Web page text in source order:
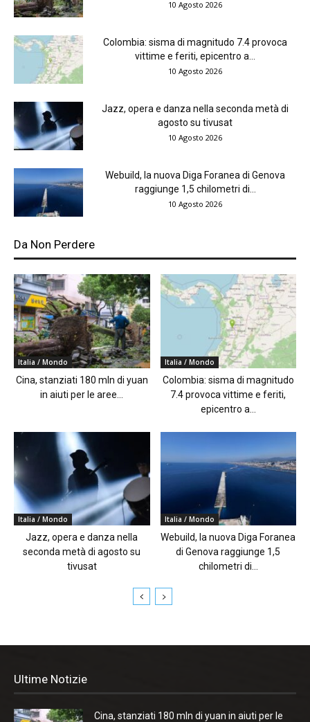
10 Agosto 2026
Colombia: sisma di magnitudo 7.4 provoca
vittime e feriti, epicentro a...
10 Agosto 2026
Jazz, opera e danza nella seconda metà di
agosto su tivusat
10 Agosto 2026
Webuild, la nuova Diga Foranea di Genova
raggiunge 1,5 chilometri di...
10 Agosto 2026
Da Non Perdere
Italia / Mondo
Cina, stanziati 180 mln di yuan
in aiuti per le aree...
Italia / Mondo
Colombia: sisma di magnitudo
7.4 provoca vittime e feriti,
epicentro a...
Italia / Mondo
Jazz, opera e danza nella
seconda metà di agosto su
tivusat
Italia / Mondo
Webuild, la nuova Diga Foranea
di Genova raggiunge 1,5
chilometri di...
Ultime Notizie
Cina, stanziati 180 mln di yuan in aiuti per le